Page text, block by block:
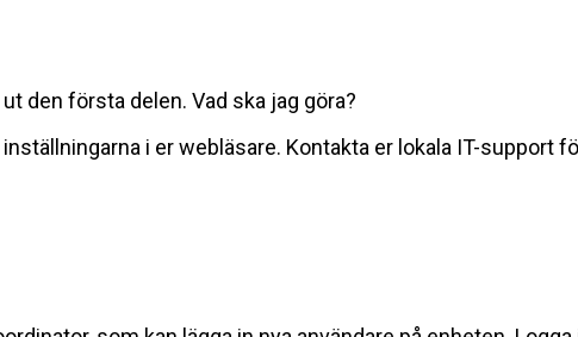
den första delen. Vad ska jag göra?
i er webläsare. Kontakta er lokala IT-support